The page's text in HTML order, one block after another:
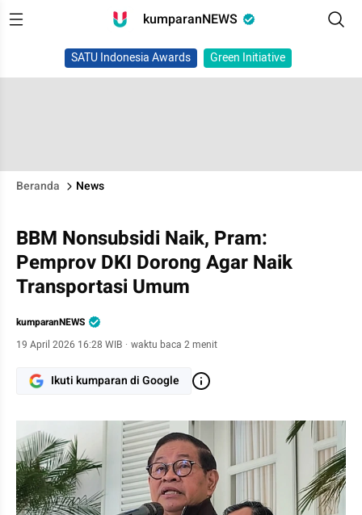
kumparanNEWS
SATU Indonesia Awards Green Initiative
Beranda News
BBM Nonsubsidi Naik, Pram:
Pemprov DKI Dorong Agar Naik
Transportasi Umum
kumparanNEWS
19 April 2026 16:28 WIB · waktu baca 2 menit
Ikuti kumparan di Google